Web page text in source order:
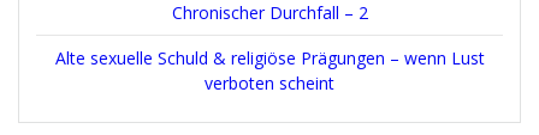
Chronischer Durchfall – 2
Alte sexuelle Schuld & religiöse Prägungen – wenn Lust
verboten scheint